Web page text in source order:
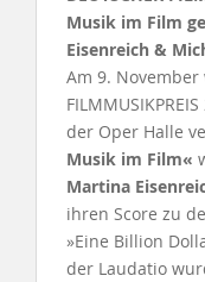
Musik im Film
Eisenreich &
Am 9. November
der Oper Halle
Musik im Film«
Martina
ihren Score zu
»Eine Billion
der Laudatio